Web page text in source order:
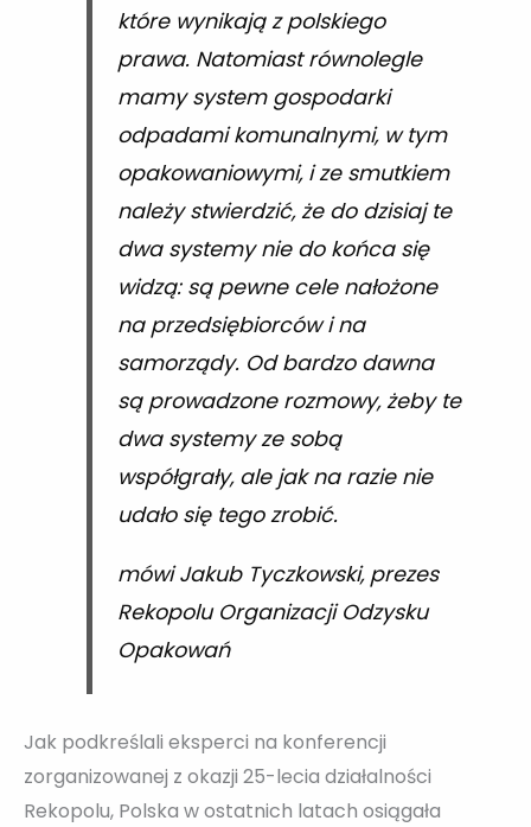
które wynikają z polskiego
prawa. Natomiast równolegle
mamy system gospodarki
odpadami komunalnymi, w tym
opakowaniowymi, i ze smutkiem
należy stwierdzić, że do dzisiaj te
dwa systemy nie do końca się
widzą: są pewne cele nałożone
na przedsiębiorców i na
samorządy. Od bardzo dawna
są prowadzone rozmowy, żeby te
dwa systemy ze sobą
współgrały, ale jak na razie nie
udało się tego zrobić.
mówi Jakub Tyczkowski, prezes
Rekopolu Organizacji Odzysku
Opakowań
Jak podkreślali eksperci na konferencji
zorganizowanej z okazji 25-lecia działalności
Rekopolu, Polska w ostatnich latach osiągała